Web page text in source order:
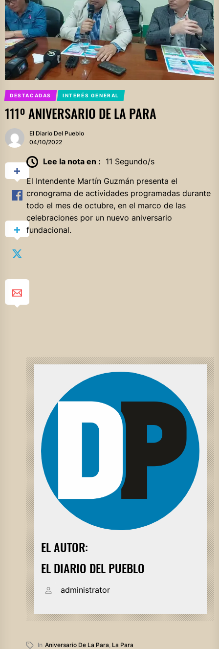
DESTACADAS INTERÉS GENERAL
111º ANIVERSARIO DE LA PARA
El Diario Del Pueblo
04/10/2022
Lee la nota en : 11 Segundo/s
El Intendente Martín Guzmán presenta el
cronograma de actividades programadas durante
todo el mes de octubre, en el marco de las
celebraciones por un nuevo aniversario
fundacional.
EL AUTOR:
EL DIARIO DEL PUEBLO
administrator
In Aniversario De La Para La Para